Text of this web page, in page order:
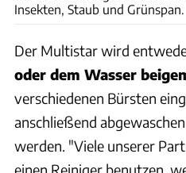
Insekten, Staub und Grünspan.
Der Multistar wird
oder dem Wasser
verschiedenen Bürsten
anschließend
werden. "Viele unserer
einen Reiniger benutzen,